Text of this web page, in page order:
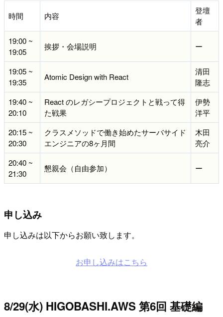
時間 内容
登壇
者
19:00 ~
19:05
挨拶・会場説明 ー
19:05 ~
19:35
Atomic Design with React
清田
隆志
19:40 ~
20:10
React のレガシープロジェクトと戦って得
た戦果
伊勢
洋平
20:15 ~
20:30
クラスメソッドで働き始めたサーバサイド
エンジニアの8ヶ月間
木田
亮介
20:40 ~
21:30
懇親会（自由参加） ー
申し込み
申し込みは以下からお願い致します。
お申し込みはこちら
8/29(水) HIGOBASHI.AWS 第6回 基礎編